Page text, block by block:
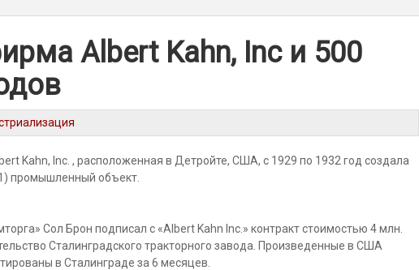
Albert Kahn, Inc и 500
Kahn, Inc. , расположенная в Детройте, США, с 1929 по 1932 год создала
промышленный объект.
Сол Брон подписал с «Albert Kahn Inc.» контракт стоимостью 4 млн.
Сталинградского тракторного завода. Произведенные в США
в Сталинграде за 6 месяцев.